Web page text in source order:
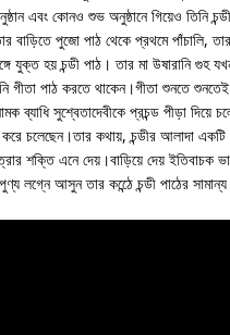
এবং কোনও শুভ অনুষ্ঠানে গিয়েও তিনি
বাড়িতে পুজো পাঠ থেকে প্রথমে পাঁচালি,
যুক্ত হয় চন্ডী পাঠ। তার মা উষারানি গুহ
গীতা পাঠ করতে থাকেন।গীতা শুনতে
ব্যাধি সুশ্বেতাদেবীকে প্রচন্ড পীড়া দিয়ে
করে চলেছেন।তার কথায়, চন্ডীর আলাদা
শক্তি এনে দেয়।বাড়িয়ে দেয় ইতিবাচক
লগ্নে আসুন তার কন্ঠেে চন্ডী পাঠের